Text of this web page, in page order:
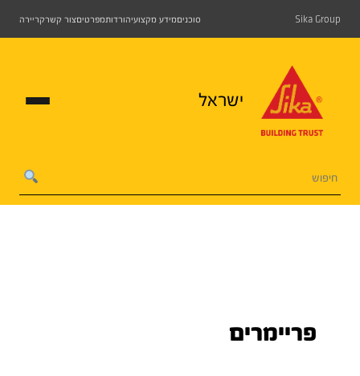
Sika Group סוכניםמידע מקצועיהורדותמפרטיםצור קשרקריירה
ישראל
פריימרים